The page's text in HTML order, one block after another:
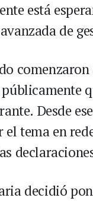
está
de
Desde
tema en
decidió